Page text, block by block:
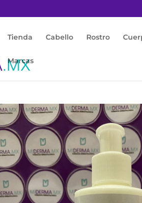
Tienda Cabello Rostro
Marcas